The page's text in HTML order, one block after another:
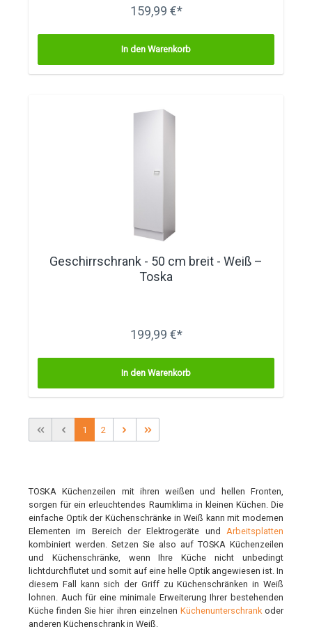
159,99 €*
In den Warenkorb
Geschirrschrank - 50 cm breit - Weiß –
Toska
199,99 €*
In den Warenkorb
1 2
TOSKA Küchenzeilen mit ihren weißen und hellen Fronten,
sorgen für ein erleuchtendes Raumklima in kleinen Küchen. Die
einfache Optik der Küchenschränke in Weiß kann mit modernen
Elementen im Bereich der Elektrogeräte und Arbeitsplatten
kombiniert werden. Setzen Sie also auf TOSKA Küchenzeilen
und Küchenschränke, wenn Ihre Küche nicht unbedingt
lichtdurchflutet und somit auf eine helle Optik angewiesen ist. In
diesem Fall kann sich der Griff zu Küchenschränken in Weiß
lohnen. Auch für eine minimale Erweiterung Ihrer bestehenden
Küche finden Sie hier ihren einzelnen Küchenunterschrankoder
anderen Küchenschrank in Weiß.